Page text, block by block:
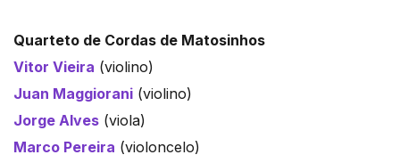
Quarteto de Cordas de Matosinhos
Vitor Vieira (violino)
Juan Maggiorani (violino)
Jorge Alves (viola)
Marco Pereira (violoncelo)